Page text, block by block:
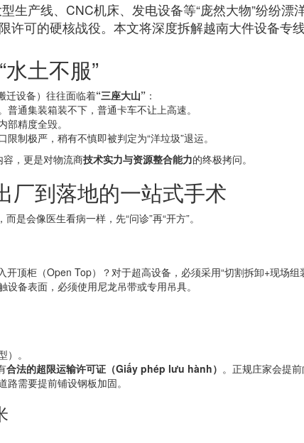
生产线、CNC机床、发电设备等“庞然大物”纷纷漂
可的硬核战役。本文将深度拆解越南大件设备专线
土不服”
迁设备）往往面临着“三座大山” ：
通集装箱装不下，普通卡车不让上高速。
精度全毁。
制极严，稍有不慎即被判定为“洋垃圾”退运。
容，更是对物流商技术实力与资源整合能力的终极拷问。
厂到落地的一站式手术
是会像医生看病一样，先“问诊”再“开方”。
顶柜（Open Top）？对于超高设备，必须采用“切割拆卸+现场组
备表面，必须使用尼龙吊带或专用吊具。
。
合法的超限运输许可证（Giấy phép lưu hành） 。正规庄家会提前
需要提前铺设钢板加固。